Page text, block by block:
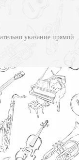
указание прямой